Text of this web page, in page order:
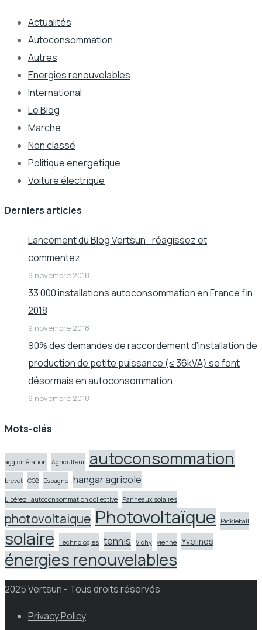
Actualités
Autoconsommation
Autres
Energies renouvelables
International
Le Blog
Marché
Non classé
Politique énergétique
Voiture électrique
Derniers articles
Lancement du Blog Vertsun : réagissez et
commentez
9 novembre 2018
33 000 installations autoconsommation en France fin
2018
9 novembre 2018
90% des demandes de raccordement d’installation de
production de petite puissance (≤ 36kVA) se font
désormais en autoconsommation
9 novembre 2018
Mots-clés
agglomération Agriculteur autoconsommation
brevet CO2 Espagne hangar agricole
Libérez l autoconsommation collective Panneaux solaires
photovoltaique Photovoltaïque Pickleball
solaire Technologies tennis Vichy vienne Yvelines
énergies renouvelables
2025 Vertsun - Tous droits réservés
Privacy Policy